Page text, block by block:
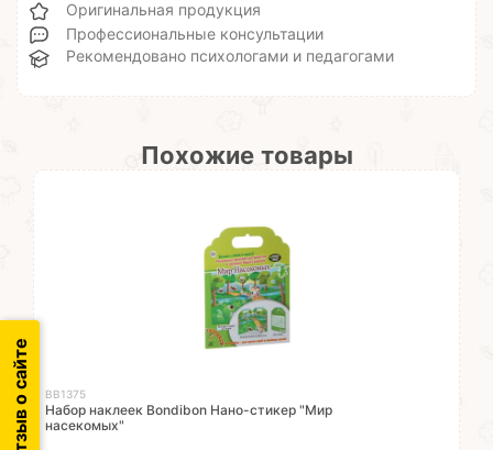
Оригинальная продукция
Профессиональные консультации
Рекомендовано психологами и педагогами
Похожие товары
ВВ1375
Набор наклеек Bondibon Нано-стикер "Мир
насекомых"
Отзыв о сайте